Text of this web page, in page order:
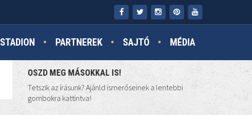
STADION PARTNEREK SAJTÓ MÉDIA
OSZD MEG MÁSOKKAL IS!
Tetszik az írásunk? Ajánld ismerőseinek a lentebbi
gombokra kattintva!